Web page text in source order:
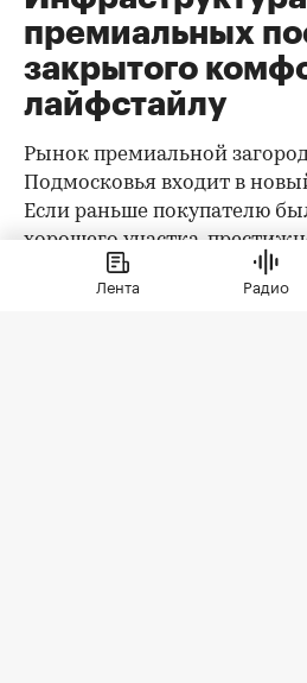
премиальных
закрытого
лайфстайлу
Рынок премиальной
Подмосковья входит в
Если раньше покупателю
хорошего участка,
охраны и качественного
заметно изменился. Клиент
Лента Радио